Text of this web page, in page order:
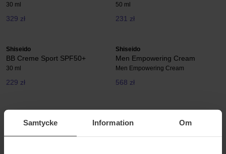
Samtycke Information Om
30 ml
329 zł
50 ml
231 zł
Shiseido
BB Creme Sport SPF50+
30 ml
229 zł
Shiseido
Men Empowering Cream
Men Empowering Cream
568 zł
Vital Perfection Uplifting &
Benefiance Neura Wrinkle